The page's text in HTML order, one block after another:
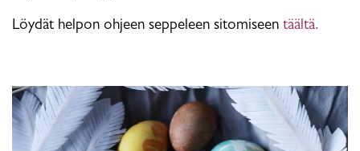
Löydät helpon ohjeen seppeleen sitomiseen täältä.